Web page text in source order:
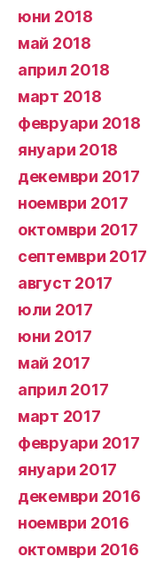
юни 2018
май 2018
април 2018
март 2018
февруари 2018
януари 2018
декември 2017
ноември 2017
октомври 2017
септември 2017
август 2017
юли 2017
юни 2017
май 2017
април 2017
март 2017
февруари 2017
януари 2017
декември 2016
ноември 2016
октомври 2016